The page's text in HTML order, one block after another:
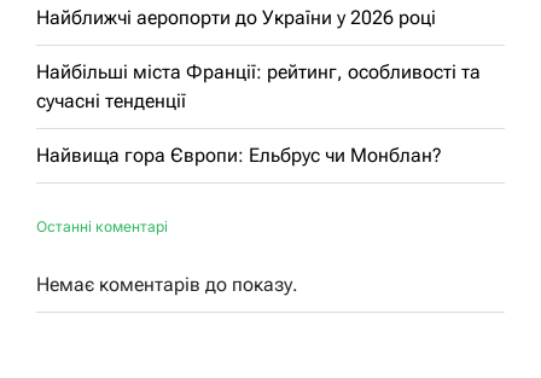
Найближчі аеропорти до України у 2026 році
Найбільші міста Франції: рейтинг, особливості та
сучасні тенденції
Найвища гора Європи: Ельбрус чи Монблан?
Останні коментарі
Немає коментарів до показу.